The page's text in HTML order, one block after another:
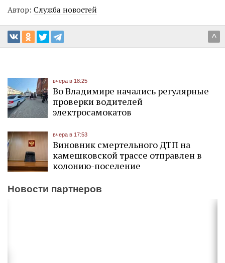
Автор: Служба новостей
^
вчера в 18:25
Во Владимире начались регулярные
проверки водителей
электросамокатов
вчера в 17:53
Виновник смертельного ДТП на
камешковской трассе отправлен в
колонию-поселение
Новости партнеров